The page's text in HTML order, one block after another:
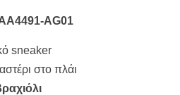
AG01
sneaker
στο πλάι